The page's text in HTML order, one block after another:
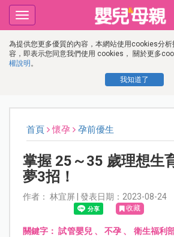
為提供您更多優質的內容，本網站使用cookies分
容，即表示您同意我們使用 cookies， 關於更多
權說明 。
我知道了
Toggle
navigation
首頁 懷孕 孕前優生
掌握 25～35 歲理想生
夢3招！
作者： 林宜屏 | 發表日期：2023-08-24
收藏
關鍵字：試管嬰兒、不孕 、 衛生福利